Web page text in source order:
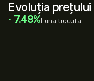
Evoluția prețului
‎7.48‎ Luna trecuta